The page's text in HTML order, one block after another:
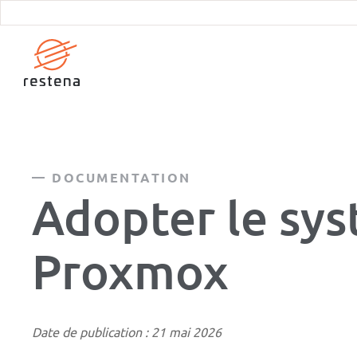
contenu
principal
DOCUMENTATION
Adopter le
Proxmox
Date de publication : 21 mai 2026